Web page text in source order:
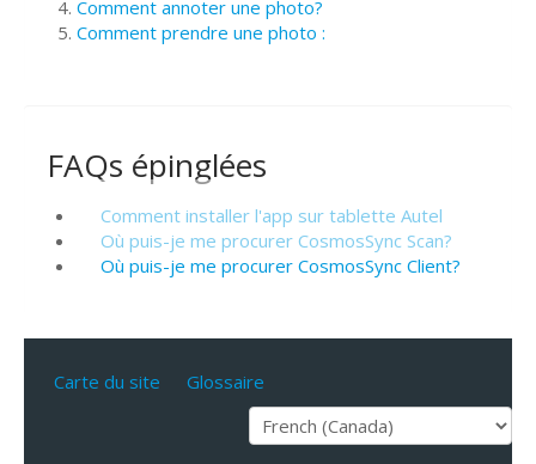
Comment annoter une photo?
Comment prendre une photo :
FAQs épinglées
Comment installer l'app sur tablette Autel
Où puis-je me procurer CosmosSync Scan?
Où puis-je me procurer CosmosSync Client?
Carte du site Glossaire